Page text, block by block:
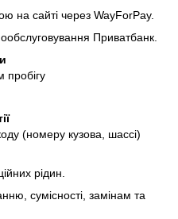
на сайті через WayForPay.
Приватбанк.
пробігу
(номеру кузова, шассі)
рідин.
сумісності, замінам та